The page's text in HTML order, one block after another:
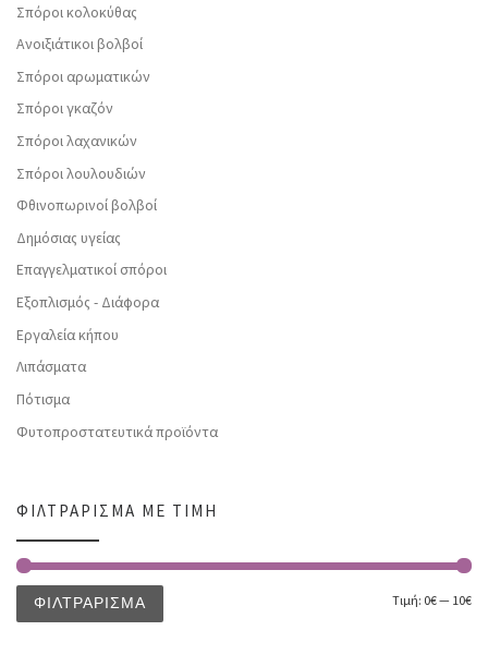
Σπόροι κολοκύθας
Ανοιξιάτικοι βολβοί
Σπόροι αρωματικών
Σπόροι γκαζόν
Σπόροι λαχανικών
Σπόροι λουλουδιών
Φθινοπωρινοί βολβοί
Δημόσιας υγείας
Επαγγελματικοί σπόροι
Εξοπλισμός - Διάφορα
Εργαλεία κήπου
Λιπάσματα
Πότισμα
Φυτοπροστατευτικά προϊόντα
ΦΙΛΤΡΆΡΙΣΜΑ ΜΕ ΤΙΜΉ
ΦΙΛΤΡΆΡΙΣΜΑ Τιμή: 0€— 10€